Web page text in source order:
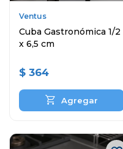
Ventus
Cuba Gastronómica 1/2
x 6,5 cm
$ 364